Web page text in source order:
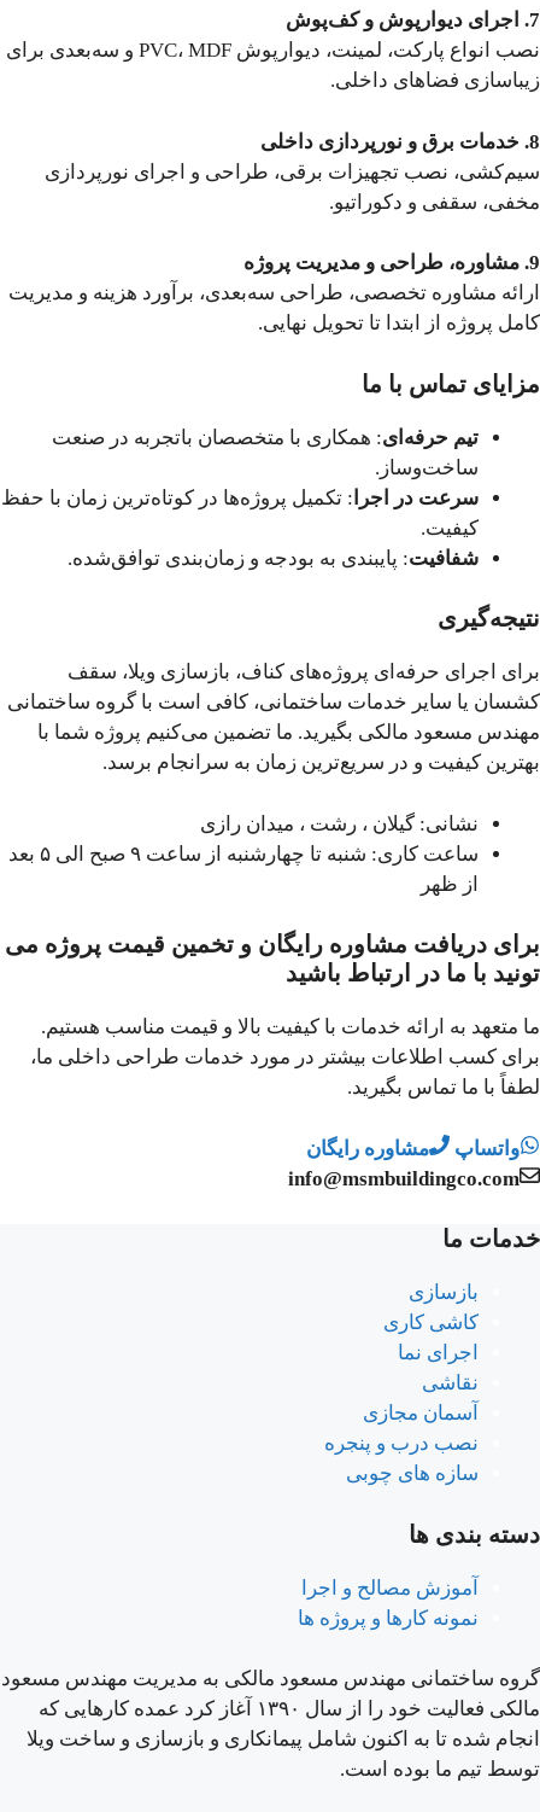
7. اجرای دیوارپوش و کف‌پوش
نصب انواع پارکت، لمینت، دیوارپوش PVC، MDF و سه‌بعدی برای
زیباسازی فضاهای داخلی.
8. خدمات برق و نورپردازی داخلی
سیم‌کشی، نصب تجهیزات برقی، طراحی و اجرای نورپردازی
مخفی، سقفی و دکوراتیو.
9. مشاوره، طراحی و مدیریت پروژه
ارائه مشاوره تخصصی، طراحی سه‌بعدی، برآورد هزینه و مدیریت
کامل پروژه از ابتدا تا تحویل نهایی.
مزایای تماس با ما
تیم حرفه‌ای: همکاری با متخصصان باتجربه در صنعت
ساخت‌وساز.
سرعت در اجرا : تکمیل پروژه‌ها در کوتاه‌ترین زمان با حفظ
کیفیت.
شفافیت: پایبندی به بودجه و زمان‌بندی توافق‌شده.
نتیجه‌گیری
برای اجرای حرفه‌ای پروژه‌های کناف، بازسازی ویلا، سقف
کشسان یا سایر خدمات ساختمانی، کافی است با گروه ساختمانی
مهندس مسعود مالکی بگیرید. ما تضمین می‌کنیم پروژه شما با
بهترین کیفیت و در سریع‌ترین زمان به سرانجام برسد.
نشانی: گیلان ، رشت ، میدان رازی
ساعت کاری: شنبه تا چهارشنبه از ساعت ۹ صبح الی ۵ بعد
از ظهر
برای دریافت مشاوره رایگان و تخمین قیمت پروژه می
تونید با ما در ارتباط باشید
ما متعهد به ارائه خدمات با کیفیت بالا و قیمت مناسب هستیم.
برای کسب اطلاعات بیشتر در مورد خدمات طراحی داخلی ما،
لطفاً با ما تماس بگیرید.
واتساپ
مشاوره رایگان
info@msmbuildingco.com
خدمات ما
بازسازی
کاشی کاری
اجرای نما
نقاشی
آسمان مجازی
نصب درب و پنجره
سازه های چوبی
دسته بندی ها
آموزش مصالح و اجرا
نمونه کارها و پروژه ها
گروه ساختمانی مهندس مسعود مالکی به مدیریت مهندس مسعود
مالکی فعالیت خود را از سال ۱۳۹۰ آغاز کرد عمده کارهایی که
انجام شده تا به اکنون شامل پیمانکاری و بازسازی و ساخت ویلا
توسط تیم ما بوده است.